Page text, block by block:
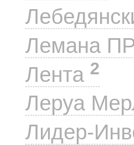
Лемана
Лента 2
Леруа
Лидер-